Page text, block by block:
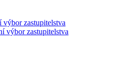
výbor zastupitelstva
výbor zastupitelstva